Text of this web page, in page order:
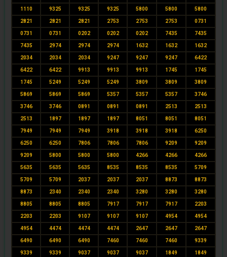
1110 9325 9325 9325 5800 5800 5800
2821 2821 2821 2753 2753 2753 0731
0731 0731 0202 0202 0202 7435 7435
7435 2974 2974 2974 1632 1632 1632
2034 2034 2034 9247 9247 9247 6422
6422 6422 9913 9913 9913 1745 1745
1745 5249 5249 5249 3809 3809 3809
5869 5869 5869 5357 5357 5357 3746
3746 3746 0891 0891 0891 2513 2513
2513 1897 1897 1897 8051 8051 8051
7949 7949 7949 3918 3918 3918 6250
6250 6250 7806 7806 7806 9209 9209
9209 5800 5800 5800 4266 4266 4266
5635 5635 5635 8535 8535 8535 5709
5709 5709 2037 2037 2037 8873 8873
8873 2340 2340 2340 3280 3280 3280
8805 8805 8805 7917 7917 7917 2203
2203 2203 9107 9107 9107 4954 4954
4954 4474 4474 4474 2647 2647 2647
6490 6490 6490 7460 7460 7460 9339
9339 9339 9037 9037 9037 1849 1849